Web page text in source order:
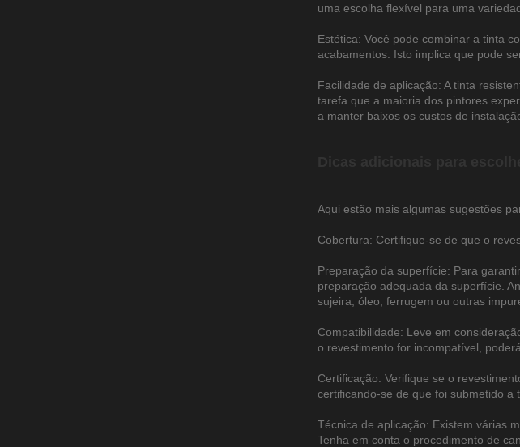
uma escolha flexível para uma
Estética: Você pode combinar a tinta
acabamentos. Isto implica que pode
Facilidade de aplicação: A tinta
tarefa que a maioria dos pintores
a manter baixos os custos de
Aqui estão mais algumas sugestões
Cobertura: Certifique-se de que o
Preparação da superfície: Para
preparação adequada da superfície.
sujeira, óleo, ferrugem ou outras
Compatibilidade: Leve em
o revestimento for incompatível,
Certificação: Verifique se o
certificando-se de que foi submetido a
Técnica de aplicação: Existem várias
Tenha em conta o procedimento de